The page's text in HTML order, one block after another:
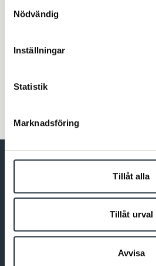
Nödvändig
Inställningar
Statistik
Marknadsföring
Tillåt alla
Tillåt urval
Avvisa
Institutet.
Förbundet för dig som